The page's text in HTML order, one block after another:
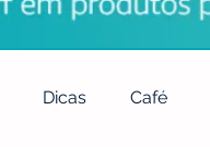
Dicas Café